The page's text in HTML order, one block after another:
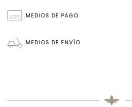
MEDIOS DE PAGO
MEDIOS DE ENVÍO